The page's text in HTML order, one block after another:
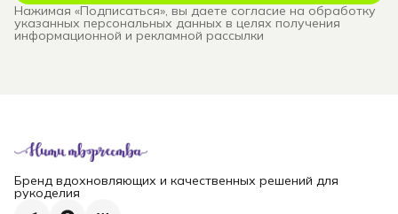
Нажимая «Подписаться», вы даете согласие на обработку
указанных персональных данных в целях получения
информационной и рекламной рассылки
Бренд вдохновляющих и качественных решений для
рукоделия